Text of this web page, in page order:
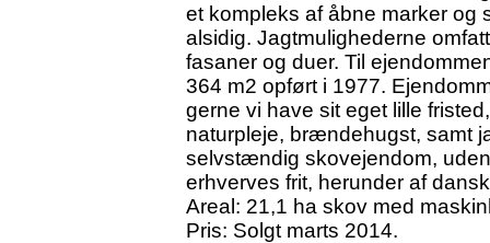
et kompleks af åbne marker og
alsidig. Jagtmulighederne
fasaner og duer. Til
364 m2 opført i 1977.
gerne vi have sit eget lille
naturpleje, brændehugst, samt
selvstændig skovejendom,
erhverves frit, herunder af
Areal: 21,1 ha skov med
Pris: Solgt marts 2014.